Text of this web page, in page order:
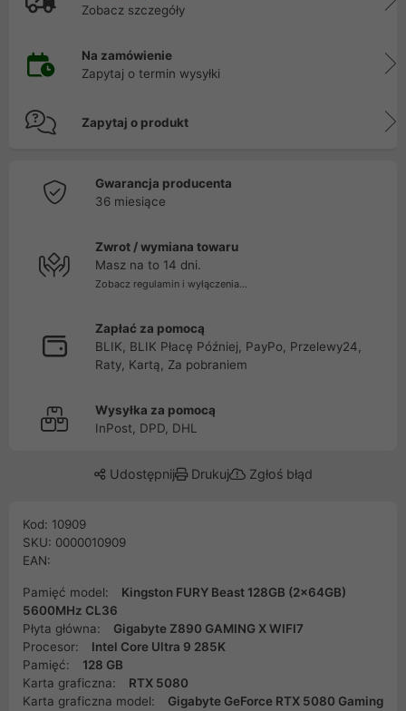
Zobacz szczegóły
Na zamówienie
Zapytaj o termin wysyłki
Zapytaj o produkt
Gwarancja producenta
36 miesiące
Zwrot / wymiana towaru
Masz na to 14 dni.
Zobacz regulamin i wyłączenia...
Zapłać za pomocą
BLIK, BLIK Płacę Później, PayPo, Przelewy24,
Raty, Kartą, Za pobraniem
Wysyłka za pomocą
InPost, DPD, DHL
Udostępnij Drukuj Zgłoś błąd
Kod: 10909
SKU: 0000010909
EAN:
Pamięć model:
Kingston FURY Beast 128GB (2x64GB)
5600MHz CL36
Płyta główna:
Gigabyte Z890 GAMING X WIFI7
Procesor:
Intel Core Ultra 9 285K
Pamięć:
128 GB
Karta graficzna:
RTX 5080
Karta graficzna model:
Gigabyte GeForce RTX 5080 Gaming